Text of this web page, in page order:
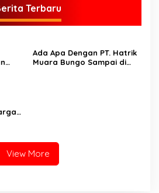
Terbaru
Ada Apa Dengan PT. Hatrik
Muara Bungo Sampai di
View More